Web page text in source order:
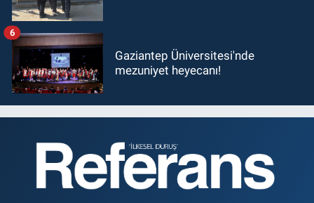
Gaziantep Üniversitesi'nde
mezuniyet heyecanı!
6